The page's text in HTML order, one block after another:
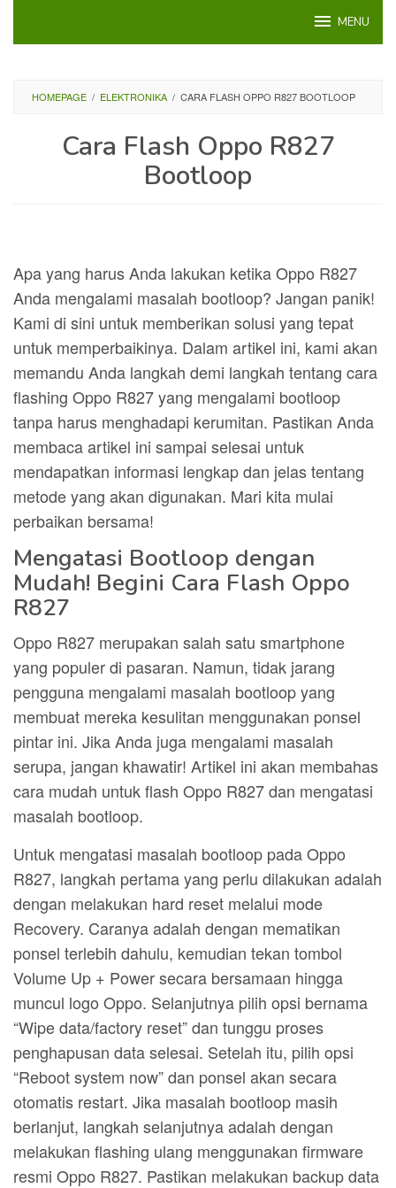
MENU
HOMEPAGE / ELEKTRONIKA / CARA FLASH OPPO R827 BOOTLOOP
Cara Flash Oppo R827
Bootloop
Apa yang harus Anda lakukan ketika Oppo R827
Anda mengalami masalah bootloop? Jangan panik!
Kami di sini untuk memberikan solusi yang tepat
untuk memperbaikinya. Dalam artikel ini, kami akan
memandu Anda langkah demi langkah tentang cara
flashing Oppo R827 yang mengalami bootloop
tanpa harus menghadapi kerumitan. Pastikan Anda
membaca artikel ini sampai selesai untuk
mendapatkan informasi lengkap dan jelas tentang
metode yang akan digunakan. Mari kita mulai
perbaikan bersama!
Mengatasi Bootloop dengan
Mudah! Begini Cara Flash Oppo
R827
Oppo R827 merupakan salah satu smartphone
yang populer di pasaran. Namun, tidak jarang
pengguna mengalami masalah bootloop yang
membuat mereka kesulitan menggunakan ponsel
pintar ini. Jika Anda juga mengalami masalah
serupa, jangan khawatir! Artikel ini akan membahas
cara mudah untuk flash Oppo R827 dan mengatasi
masalah bootloop.
Untuk mengatasi masalah bootloop pada Oppo
R827, langkah pertama yang perlu dilakukan adalah
dengan melakukan hard reset melalui mode
Recovery. Caranya adalah dengan mematikan
ponsel terlebih dahulu, kemudian tekan tombol
Volume Up + Power secara bersamaan hingga
muncul logo Oppo. Selanjutnya pilih opsi bernama
“Wipe data/factory reset” dan tunggu proses
penghapusan data selesai. Setelah itu, pilih opsi
“Reboot system now” dan ponsel akan secara
otomatis restart. Jika masalah bootloop masih
berlanjut, langkah selanjutnya adalah dengan
melakukan flashing ulang menggunakan firmware
resmi Oppo R827. Pastikan melakukan backup data